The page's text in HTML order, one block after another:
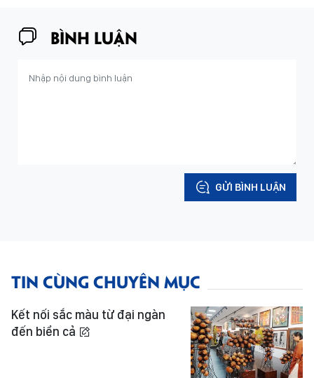
BÌNH LUẬN
GỬI BÌNH LUẬN
TIN CÙNG CHUYÊN MỤC
Kết nối sắc màu từ đại ngàn
đến biển cả